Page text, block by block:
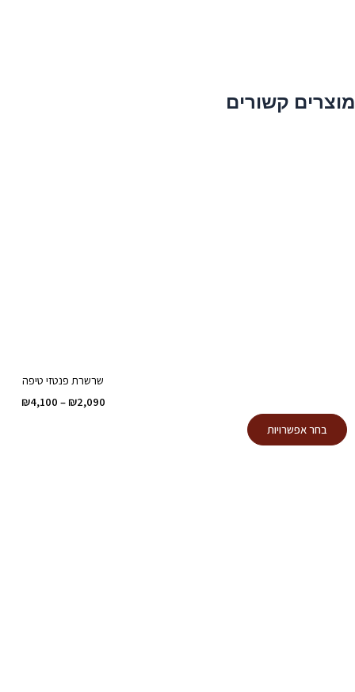
מוצרים קשורים
שרשרת פנטזי טיפה
₪2,090
–
₪4,100
בחר אפשרויות
למוצר